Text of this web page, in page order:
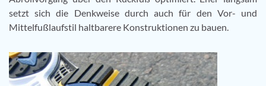
setzt sich die Denkweise durch auch für den Vor- und
Mittelfußlaufstil haltbarere Konstruktionen zu bauen.